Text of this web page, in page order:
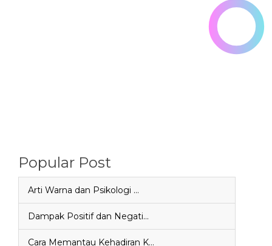
Popular Post
Arti Warna dan Psikologi …
Dampak Positif dan Negati…
Cara Memantau Kehadiran K…